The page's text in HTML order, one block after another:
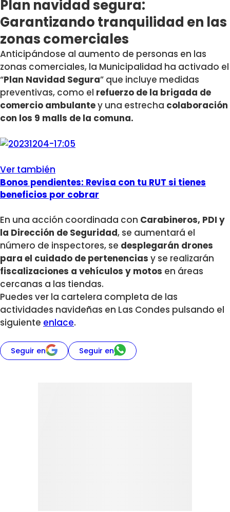
Plan navidad segura:
Garantizando tranquilidad en las
zonas comerciales
Anticipándose al aumento de personas en las
zonas comerciales, la Municipalidad ha activado el
“Plan Navidad Segura” que incluye medidas
preventivas, como el refuerzo de la brigada de
comercio ambulantey una estrecha colaboración
con los 9 malls de la comuna.
Ver también
Bonos pendientes: Revisa con tu RUT si tienes
beneficios por cobrar
En una acción coordinada con Carabineros, PDI y
la Dirección de Seguridad, se aumentará el
número de inspectores, se desplegarán drones
para el cuidado de pertenencias y se realizarán
fiscalizaciones a vehículos y motos en áreas
cercanas a las tiendas.
Puedes ver la cartelera completa de las
actividades navideñas en Las Condes pulsando el
siguiente enlace.
Seguir en Seguir en